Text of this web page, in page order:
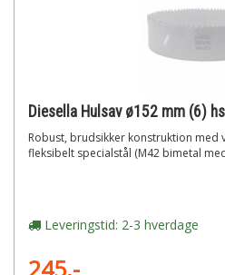
Robust, brudsikker konstruktion med
fleksibelt specialstål (M42 bimetal
Leveringstid: 2-3 hverdage
245,-